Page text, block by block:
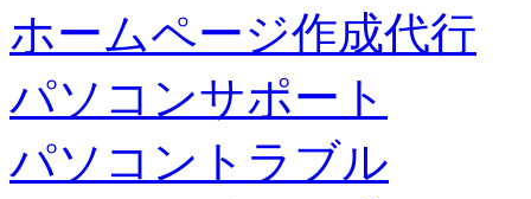
ホームページ作成代行
パソコンサポート
パソコントラブル